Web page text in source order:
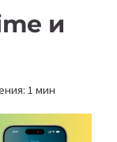
и
1 мин